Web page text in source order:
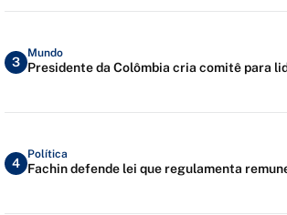
3
Mundo
Presidente da Colômbia cria comitê para
4
Política
Fachin defende lei que regulamenta